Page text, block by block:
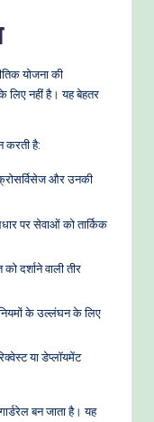
योजना की
लिए नहीं है। यह बेहतर
करती है:
और उनकी
पर सेवाओं को तार्किक
दर्शाने वाली तीर
के उल्लंघन के लिए
या डेप्लॉयमेंट
बन जाता है। यह